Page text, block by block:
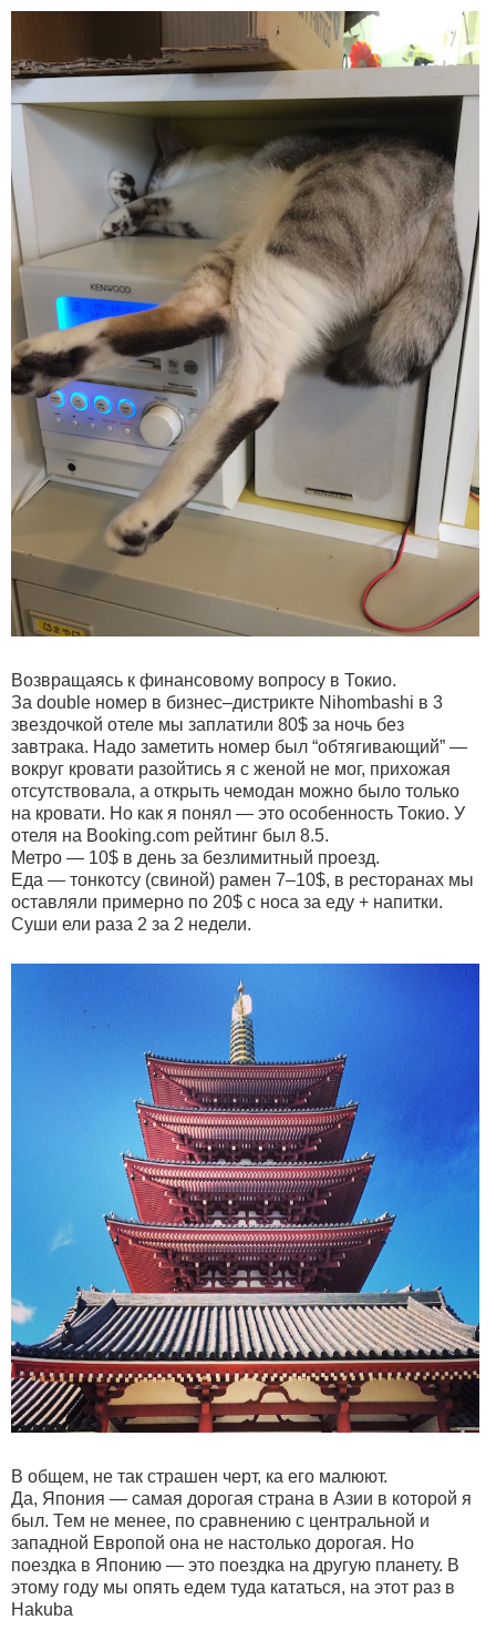
Возвращаясь к финансовому вопросу в Токио.
За double номер в бизнес–дистрикте Nihombashi в 3
звездочкой отеле мы заплатили 80$ за ночь без
завтрака. Надо заметить номер был “обтягивающий” —
вокруг кровати разойтись я с женой не мог, прихожая
отсутствовала, а открыть чемодан можно было только
на кровати. Но как я понял — это особенность Токио. У
отеля на Booking.com рейтинг был 8.5.
Метро — 10$ в день за безлимитный проезд.
Еда — тонкотсу (свиной) рамен 7–10$, в ресторанах мы
оставляли примерно по 20$ с носа за еду + напитки.
Суши ели раза 2 за 2 недели.
В общем, не так страшен черт, ка его малюют.
Да, Япония — самая дорогая страна в Азии в которой я
был. Тем не менее, по сравнению с центральной и
западной Европой она не настолько дорогая. Но
поездка в Японию — это поездка на другую планету. В
этому году мы опять едем туда кататься, на этот раз в
Hakuba